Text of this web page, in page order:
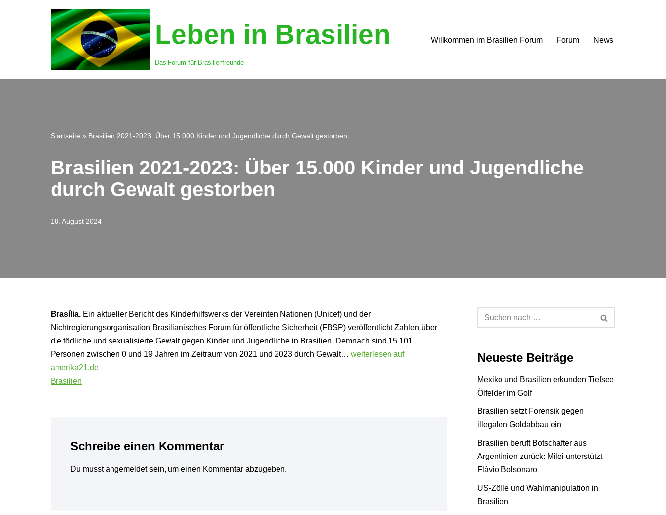
Leben in Brasilien
Das Forum für Brasilienfreunde
Willkommen im Brasilien Forum Forum News
Startseite » Brasilien 2021-2023: Über 15.000 Kinder und Jugendliche durch Gewalt gestorben
Brasilien 2021-2023: Über 15.000 Kinder und Jugendliche
durch Gewalt gestorben
18. August 2024
Brasília. Ein aktueller Bericht des Kinderhilfswerks der Vereinten Nationen (Unicef) und der
Nichtregierungsorganisation Brasilianisches Forum für öffentliche Sicherheit (FBSP) veröffentlicht Zahlen über
die tödliche und sexualisierte Gewalt gegen Kinder und Jugendliche in Brasilien. Demnach sind 15.101
Personen zwischen 0 und 19 Jahren im Zeitraum von 2021 und 2023 durch Gewalt… weiterlesen auf
amerika21.de
Brasilien
Schreibe einen Kommentar
Du musstangemeldetsein, um einen Kommentar abzugeben.
Neueste Beiträge
Mexiko und Brasilien erkunden Tiefsee
Ölfelder im Golf
Brasilien setzt Forensik gegen
illegalen Goldabbau ein
Brasilien beruft Botschafter aus
Argentinien zurück: Milei unterstützt
Flávio Bolsonaro
US-Zölle und Wahlmanipulation in
Brasilien